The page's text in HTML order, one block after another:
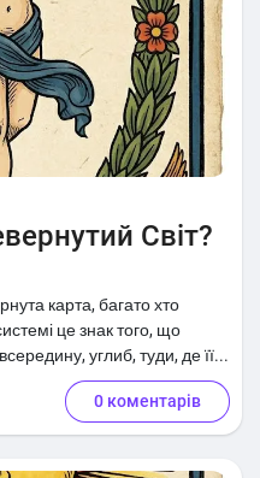
Світ?
карта, багато хто
це знак того, що
углиб, туди, де її...
0 коментарів